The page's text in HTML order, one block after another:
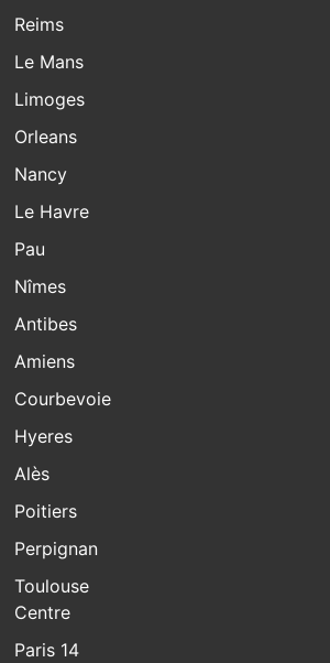
Reims
Le Mans
Limoges
Orleans
Nancy
Le Havre
Pau
Nîmes
Antibes
Amiens
Courbevoie
Hyeres
Alès
Poitiers
Perpignan
Toulouse
Centre
Paris 14